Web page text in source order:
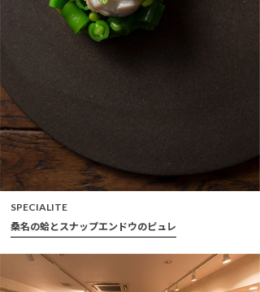
SPECIALITE
桑名の蛤とスナップエンドウのピュレ